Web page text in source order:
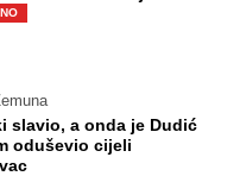
slavio, a onda je Dudić
oduševio cijeli